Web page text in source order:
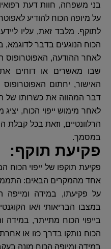
בני משפחה, חוות דעת
על מיופה הכוח להודיע
לתוקף. מלבד זאת, עליו
הכוח הנוגעים בדבר
לאחר ההודעה, האפוטרופוס
שבו מאשרים או דוחים
האישור, יחתום
דבר המהווה את כשרותו
לאחר מימוש ייפוי הכוח,
הרלוונטיים, וזאת בכל קבלת
במסמך.
פקיעת תוקף:
פקיעת תוקפו של ייפוי
אחד מהמקרים הבאים: התממש
על פקיעתו, במידה ומייפה
במצבו הבריאותי ו/או
בייפוי הכוח מתייתר, במידה
הכוח נותקו בדרך כזו או
במידה ומיופה הכוח מונה